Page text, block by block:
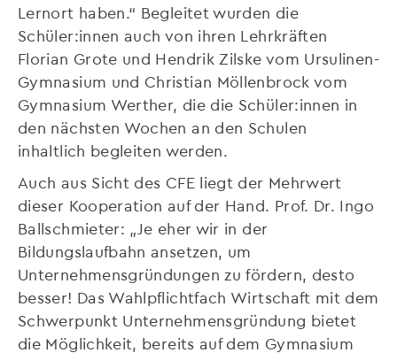
Lernort haben.“ Begleitet wurden die
Schüler:innen auch von ihren Lehrkräften
Florian Grote und Hendrik Zilske vom Ursulinen-
Gymnasium und Christian Möllenbrock vom
Gymnasium Werther, die die Schüler:innen in
den nächsten Wochen an den Schulen
inhaltlich begleiten werden.
Auch aus Sicht des CFE liegt der Mehrwert
dieser Kooperation auf der Hand. Prof. Dr. Ingo
Ballschmieter: „Je eher wir in der
Bildungslaufbahn ansetzen, um
Unternehmensgründungen zu fördern, desto
besser! Das Wahlpflichtfach Wirtschaft mit dem
Schwerpunkt Unternehmensgründung bietet
die Möglichkeit, bereits auf dem Gymnasium